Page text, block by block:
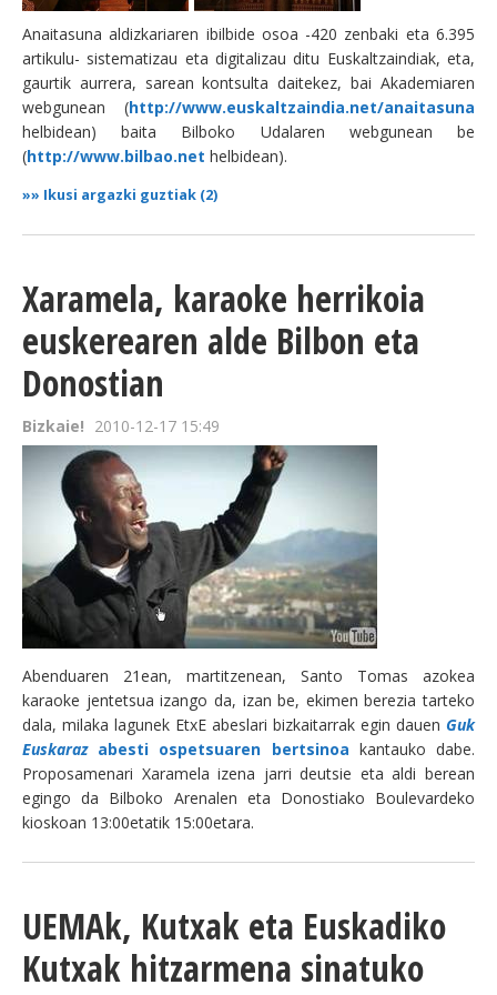
BEREZIAK
ARGAZKIAK
... AUKERA GEHIAGO
Anaitasuna aldizkariaren ibilbide osoa -420 zenbaki eta 6.395
artikulu- sistematizau eta digitalizau ditu Euskaltzaindiak, eta,
gaurtik aurrera, sarean kontsulta daitekez, bai Akademiaren
webgunean (http://www.euskaltzaindia.net/anaitasuna
helbidean) baita Bilboko Udalaren webgunean be
(http://www.bilbao.net helbidean).
»» Ikusi argazki guztiak (2)
Xaramela, karaoke herrikoia
euskerearen alde Bilbon eta
Donostian
Bizkaie! 2010-12-17 15:49
Abenduaren 21ean, martitzenean, Santo Tomas azokea
karaoke jentetsua izango da, izan be, ekimen berezia tarteko
dala, milaka lagunek EtxE abeslari bizkaitarrak egin dauen Guk
Euskarazabesti ospetsuaren bertsinoa kantauko dabe.
Proposamenari Xaramela izena jarri deutsie eta aldi berean
egingo da Bilboko Arenalen eta Donostiako Boulevardeko
kioskoan 13:00etatik 15:00etara.
UEMAk, Kutxak eta Euskadiko
Kutxak hitzarmena sinatuko